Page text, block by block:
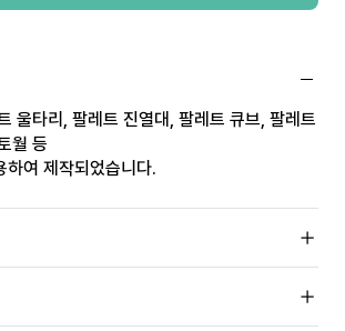
울타리, 팔레트 진열대, 팔레트 큐브, 팔레트
월 등
하여 제작되었습니다.